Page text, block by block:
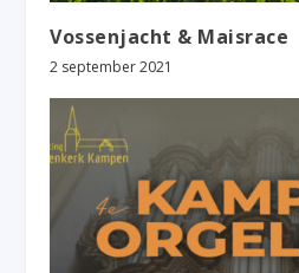
Vossenjacht & Maisrace
2 september 2021